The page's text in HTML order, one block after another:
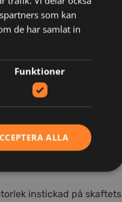
instickad på skaftets
som kan
de har samlat in
Funktioner
ALLA